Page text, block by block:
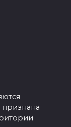
признана